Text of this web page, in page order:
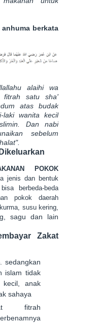
berkata
alaihi wa
fitrah satu sha'
atas budak
laki wanita kecil
Dan nabi
sebelum
keluarkan
POKOK
jenis dan bentuk
berbeda-beda
pokok daerah
susu kering,
sagu dan lain
Zakat
. sedangkan
islam tidak
kecil, anak
sahaya
fitrah